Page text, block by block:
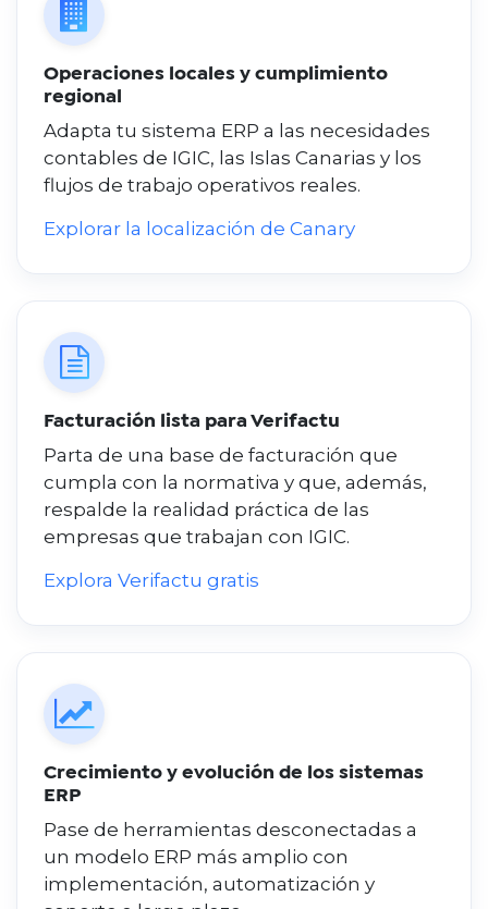
Operaciones locales y cumplimiento
regional
Adapta tu sistema ERP a las necesidades
contables de IGIC, las Islas Canarias y los
flujos de trabajo operativos reales.
Explorar la localización de Canary
Facturación lista para Verifactu
Parta de una base de facturación que
cumpla con la normativa y que, además,
respalde la realidad práctica de las
empresas que trabajan con IGIC.
Explora Verifactu gratis
Crecimiento y evolución de los sistemas
ERP
Pase de herramientas desconectadas a
un modelo ERP más amplio con
implementación, automatización y